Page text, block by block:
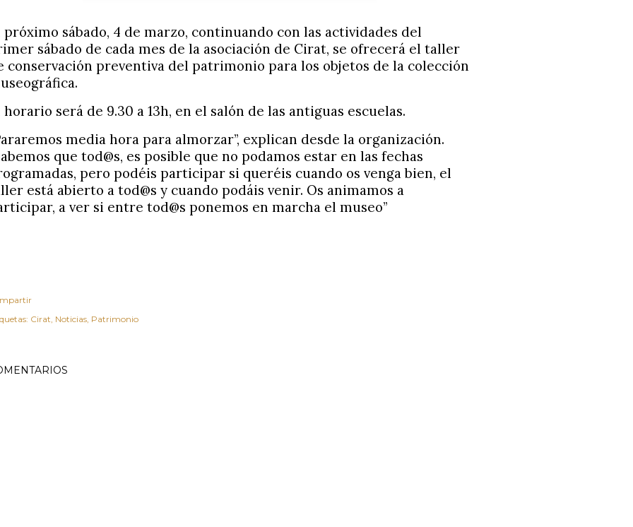
próximo sábado, 4 de marzo, continuando con las actividades del
sábado de cada mes de la asociación de Cirat, se ofrecerá el taller
conservación preventiva del patrimonio para los objetos de la colección
horario será de 9.30 a 13h, en el salón de las antiguas escuelas.
media hora para almorzar”, explican desde la organización.
que tod@s, es posible que no podamos estar en las fechas
pero podéis participar si queréis cuando os venga bien, el
está abierto a tod@s y cuando podáis venir. Os animamos a
a ver si entre tod@s ponemos en marcha el museo”
Cirat Noticias Patrimonio